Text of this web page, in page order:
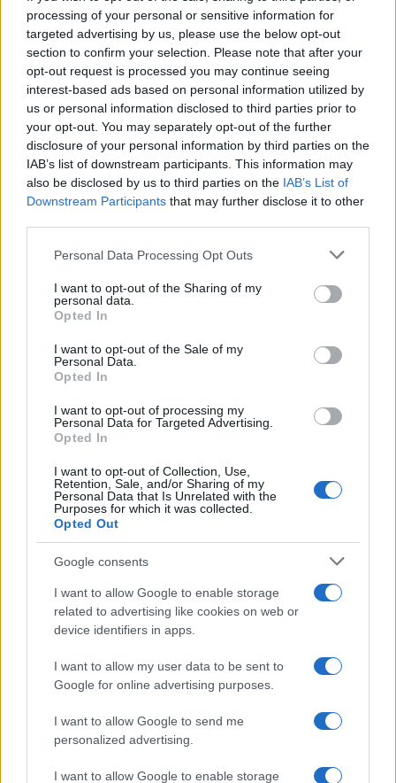
processing of your personal or sensitive information for
targeted advertising by us, please use the below opt-out
section to confirm your selection. Please note that after your
opt-out request is processed you may continue seeing
interest-based ads based on personal information utilized by
us or personal information disclosed to third parties prior to
your opt-out. You may separately opt-out of the further
disclosure of your personal information by third parties on the
IAB’s list of downstream participants. This information may
also be disclosed by us to third parties on the IAB’s List of
Downstream Participants that may further disclose it to other
Please note that this website/app uses one or more Google
not limited to your visit or usage behaviour. You may click to
grant or deny consent to Google and its third-party tags to
use your data for below specified purposes in below Google
consent section.
Personal Data Processing Opt Outs
I want to opt-out of the Sharing of my
personal data.
Opted In
I want to opt-out of the Sale of my
Personal Data.
Opted In
I want to opt-out of processing my
Personal Data for Targeted Advertising.
Opted In
I want to opt-out of Collection, Use,
Retention, Sale, and/or Sharing of my
Personal Data that Is Unrelated with the
Purposes for which it was collected.
Opted Out
Google consents
I want to allow Google to enable storage
related to advertising like cookies on web or
device identifiers in apps.
I want to allow my user data to be sent to
Google for online advertising purposes.
I want to allow Google to send me
personalized advertising.
I want to allow Google to enable storage
CRÓNICA
Rioja finaliza con celebración
gastronómica
La Universidad de La Rioja despidió a 60…
CRÓNICA
Tragedia en Santa Susanna: un bombero
fallece durante un incendio en un hotel